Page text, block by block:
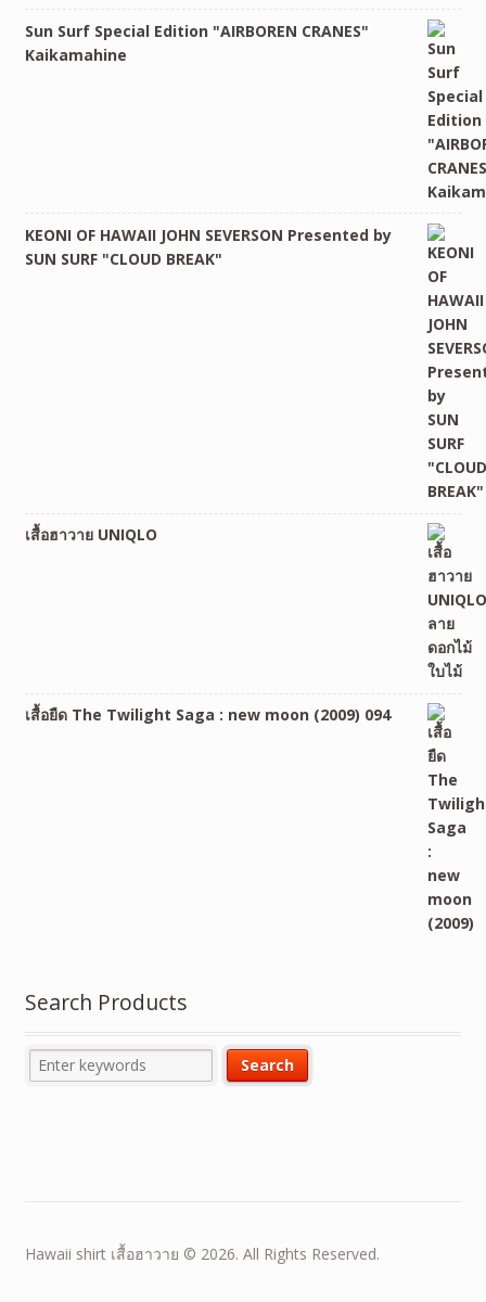
Sun Surf Special Edition "AIRBOREN CRANES"
Kaikamahine
KEONI OF HAWAII JOHN SEVERSON Presented by
SUN SURF "CLOUD BREAK"
เสื้อฮาวาย UNIQLO
เสื้อยืด The Twilight Saga : new moon (2009) 094
Search Products
Hawaii shirt เสื้อฮาวาย © 2026. All Rights Reserved.